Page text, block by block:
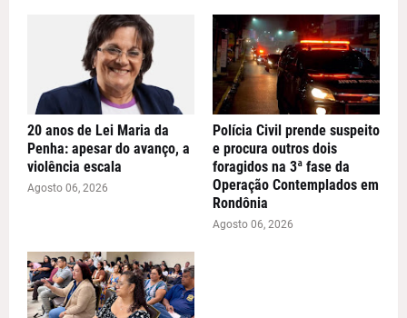
20 anos de Lei Maria da
Penha: apesar do avanço, a
violência escala
Agosto 06, 2026
Polícia Civil prende suspeito
e procura outros dois
foragidos na 3ª fase da
Operação Contemplados em
Rondônia
Agosto 06, 2026